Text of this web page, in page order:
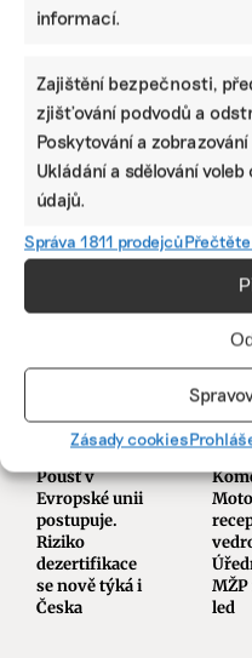
informací.
Zajištění bezpečnosti,
zjišťování podvodů a
Poskytování a
Ukládání a sdělování
údajů.
Správa 1811 prodejců
Zásady cookies
FacebookX LinkedIn
Poušť v
Evropské unii
postupuje.
Riziko
dezertifikace
se nově týká i
Česka
led